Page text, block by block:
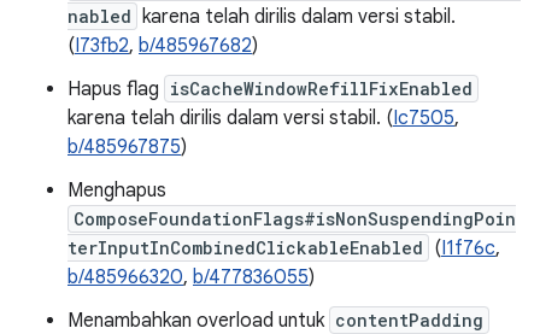
nabled karena telah dirilis dalam versi stabil.
(I73fb2, b/485967682)
Hapus flag isCacheWindowRefillFixEnabled
karena telah dirilis dalam versi stabil. (Ic7505,
b/485967875)
Menghapus
ComposeFoundationFlags#isNonSuspendingPoin
terInputInCombinedClickableEnabled (I1f76c,
b/485966320, b/477836055)
Menambahkan overload untuk contentPadding